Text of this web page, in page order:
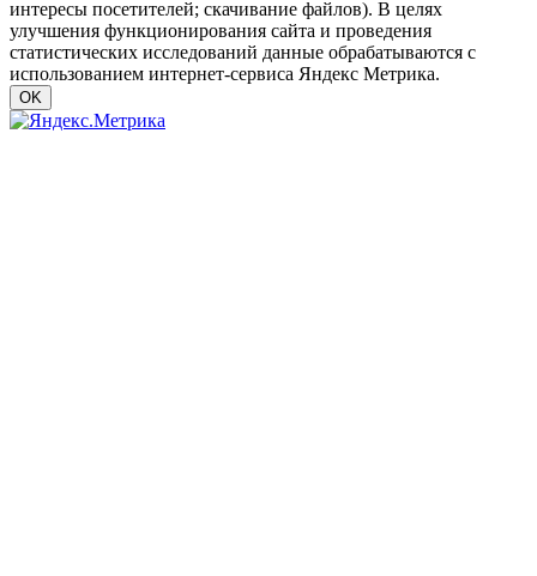
интересы посетителей; скачивание файлов). В целях
улучшения функционирования сайта и проведения
статистических исследований данные обрабатываются с
использованием интернет-сервиса Яндекс Метрика.
OK